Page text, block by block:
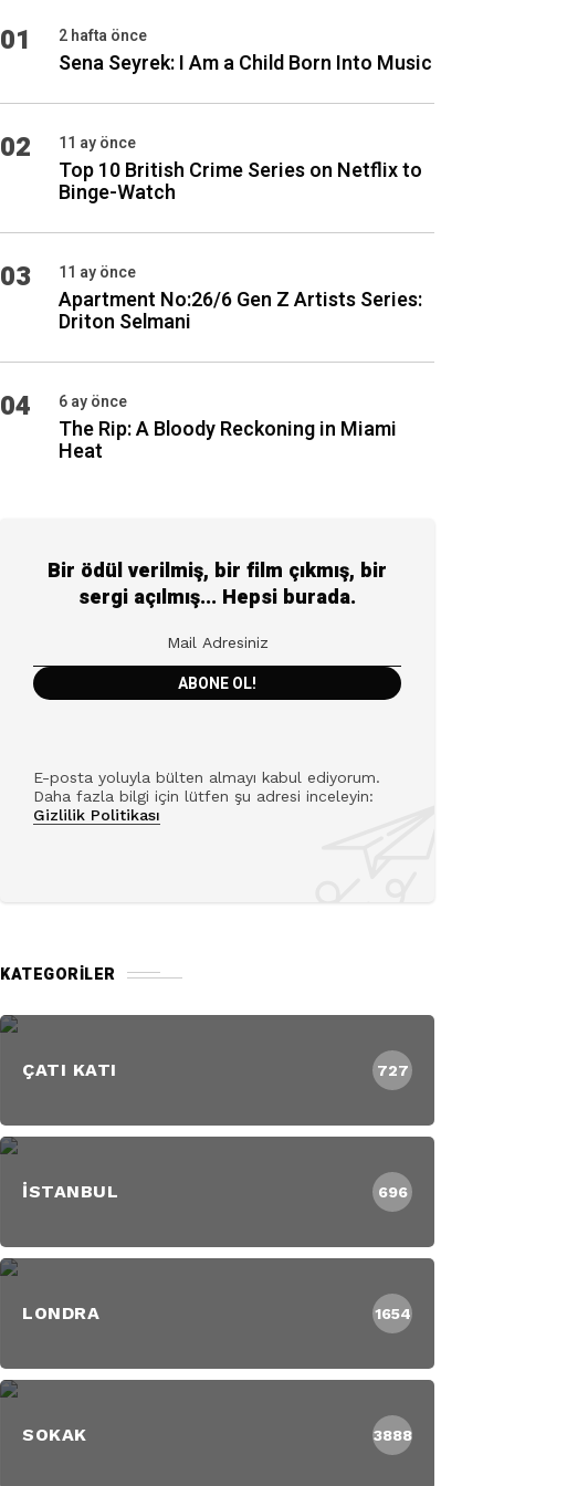
01 2 hafta önce
Sena Seyrek: I Am a Child Born Into Music
02 11 ay önce
Top 10 British Crime Series on Netflix to
Binge-Watch
03 11 ay önce
Apartment No:26/6 Gen Z Artists Series:
Driton Selmani
04 6 ay önce
The Rip: A Bloody Reckoning in Miami
Heat
Bir ödül verilmiş, bir film çıkmış, bir
sergi açılmış... Hepsi burada.
E-posta yoluyla bülten almayı kabul ediyorum.
Daha fazla bilgi için lütfen şu adresi inceleyin:
Gizlilik Politikası
KATEGORILER
ÇATI KATI 727
İSTANBUL 696
LONDRA 1654
SOKAK 3888